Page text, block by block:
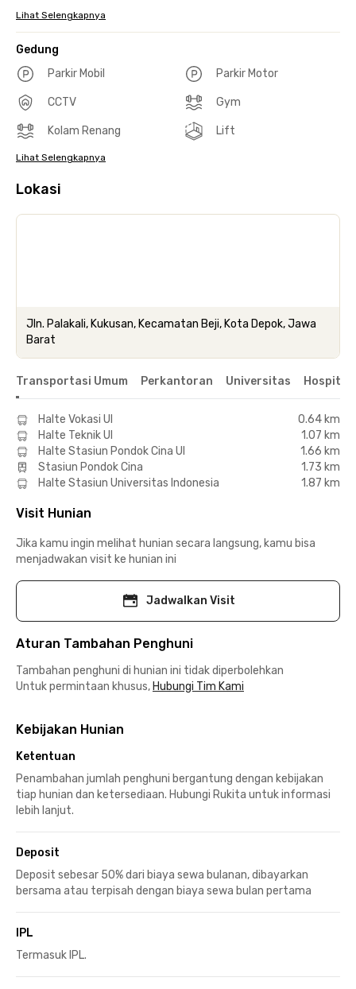
Lihat Selengkapnya
Gedung
Parkir Mobil
Parkir Motor
CCTV Gym
Kolam Renang Lift
Lihat Selengkapnya
Lokasi
Jln. Palakali, Kukusan, Kecamatan Beji, Kota Depok, Jawa
Barat
Transportasi Umum Perkantoran Universitas Hospital
Halte Vokasi UI
0.64 km
Halte Teknik UI
1.07 km
Halte Stasiun Pondok Cina UI
1.66 km
Stasiun Pondok Cina
1.73 km
Halte Stasiun Universitas Indonesia
1.87 km
Visit Hunian
Jika kamu ingin melihat hunian secara langsung, kamu bisa
menjadwakan visit ke hunian ini
Jadwalkan Visit
Aturan Tambahan Penghuni
Tambahan penghuni di hunian ini tidak diperbolehkan
Untuk permintaan khusus, Hubungi Tim Kami
Kebijakan Hunian
Ketentuan
Penambahan jumlah penghuni bergantung dengan kebijakan
tiap hunian dan ketersediaan. Hubungi Rukita untuk informasi
lebih lanjut.
Deposit
Deposit sebesar 50% dari biaya sewa bulanan, dibayarkan
bersama atau terpisah dengan biaya sewa bulan pertama
IPL
Termasuk IPL.